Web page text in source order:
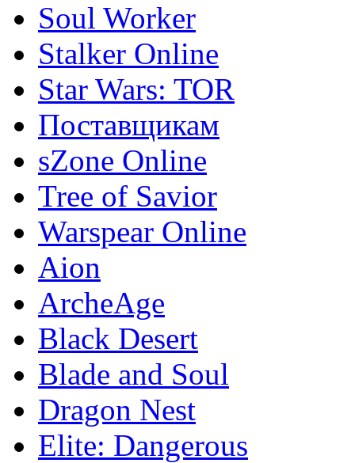
Soul Worker
Stalker Online
Star Wars: TOR
Поставщикам
sZone Online
Tree of Savior
Warspear Online
Aion
ArcheAge
Black Desert
Blade and Soul
Dragon Nest
Elite: Dangerous